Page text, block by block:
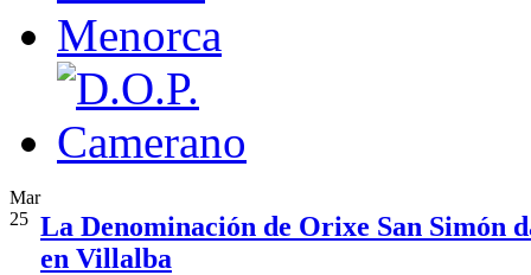
Mar
25 La Denominación de Orixe San Simón
en Villalba